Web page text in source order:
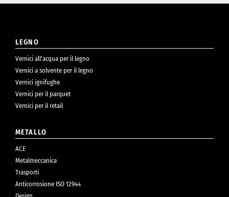
LEGNO
Vernici all’acqua per il legno
Vernici a solvente per il legno
Vernici ignifughe
Vernici per il parquet
Vernici per il retail
METALLO
ACE
Metalmeccanica
Trasporti
Anticorrosione ISO 12944